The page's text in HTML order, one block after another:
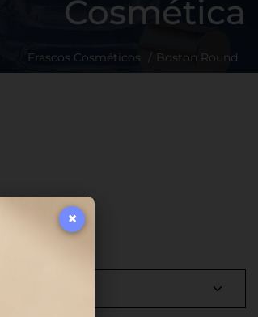
Cosmética
Frascos Cosméticos Boston Round
×